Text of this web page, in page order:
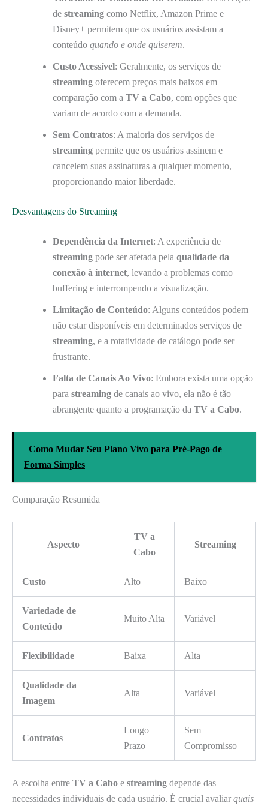
de streaming como Netflix, Amazon Prime e
Disney+ permitem que os usuários assistam a
conteúdo quando e onde quiserem.
Custo Acessível: Geralmente, os serviços de
streaming oferecem preços mais baixos em
comparação com a TV a Cabo, com opções que
variam de acordo com a demanda.
Sem Contratos: A maioria dos serviços de
streaming permite que os usuários assinem e
cancelem suas assinaturas a qualquer momento,
proporcionando maior liberdade.
Desvantagens do Streaming
Dependência da Internet: A experiência de
streaming pode ser afetada pela qualidade da
conexão à internet, levando a problemas como
buffering e interrompendo a visualização.
Limitação de Conteúdo: Alguns conteúdos podem
não estar disponíveis em determinados serviços de
streaming, e a rotatividade de catálogo pode ser
frustrante.
Falta de Canais Ao Vivo: Embora exista uma opção
para streaming de canais ao vivo, ela não é tão
abrangente quanto a programação da TV a Cabo.
Como Mudar Seu Plano Vivo para Pré-Pago de
Forma Simples
Comparação Resumida
Aspecto
TV a
Cabo
Streaming
Custo Alto Baixo
Variedade de
Conteúdo
Muito Alta Variável
Flexibilidade Baixa Alta
Qualidade da
Imagem
Alta Variável
Contratos
Longo
Prazo
Sem
Compromisso
A escolha entre TV a Cabo e streaming depende das
necessidades individuais de cada usuário. É crucial avaliar quais